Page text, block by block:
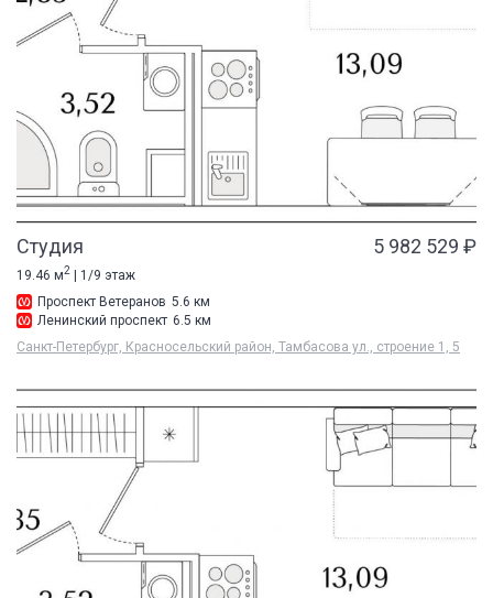
Студия 5 982 529 ₽
19.46 м2
| 1/9 этаж
Проспект Ветеранов 5.6 км
Ленинский проспект 6.5 км
Санкт-Петербург, Красносельский район, Тамбасова ул., строение 1, 5